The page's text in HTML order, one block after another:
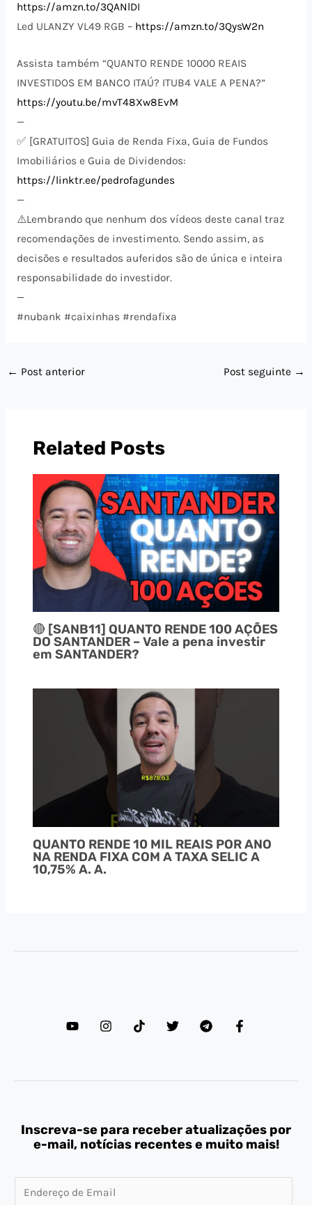
https://amzn.to/3QANlDI
Led ULANZY VL49 RGB – https://amzn.to/3QysW2n
Assista também “QUANTO RENDE 10000 REAIS
INVESTIDOS EM BANCO ITAÚ? ITUB4 VALE A PENA?”
https://youtu.be/mvT48Xw8EvM
—
✅ [GRATUITOS] Guia de Renda Fixa, Guia de Fundos
Imobiliários e Guia de Dividendos:
https://linktr.ee/pedrofagundes
—
⚠️​Lembrando que nenhum dos vídeos deste canal traz
recomendações de investimento. Sendo assim, as
decisões e resultados auferidos são de única e inteira
responsabilidade do investidor.
—
#nubank #caixinhas #rendafixa
← Post anterior Post seguinte →
Related Posts
🔴 [SANB11] QUANTO RENDE 100 AÇÕES
DO SANTANDER – Vale a pena investir
em SANTANDER?
QUANTO RENDE 10 MIL REAIS POR ANO
NA RENDA FIXA COM A TAXA SELIC A
10,75% A. A.
Inscreva-se para receber atualizações por
e-mail, notícias recentes e muito mais!